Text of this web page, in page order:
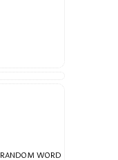
RANDOM WORD